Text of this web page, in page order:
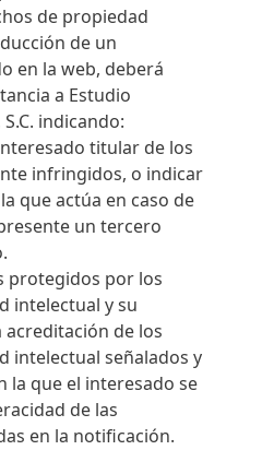
de propiedad
de un
en la web, deberá
a Estudio
indicando:
titular de los
infringidos, o indicar
que actúa en caso de
un tercero
protegidos por los
intelectual y su
acreditación de los
intelectual señalados y
la que el interesado se
de las
en la notificación.